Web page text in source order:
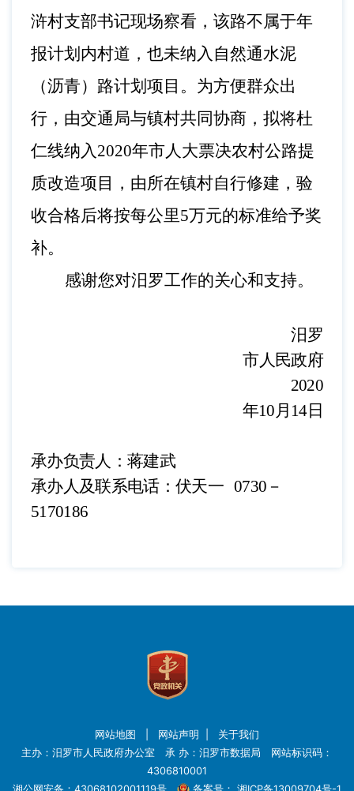
浒村支部书记现场察看，该路不属于年
报计划内村道，也未纳入自然通水泥
（沥青）路计划项目。为方便群众出
行，由交通局与镇村共同协商，拟将杜
仁线纳入2020年市人大票决农村公路提
质改造项目，由所在镇村自行修建，验
收合格后将按每公里5万元的标准给予奖
补。
感谢您对汨罗工作的关心和支持。
汨罗
市人民政府
2020
年10月 14日
承办负责人：蒋建武
承办人及联系电话：伏天一 0730－
5170186
网站地图 网站声明
关于我们
主办：汨罗市人民政府办公室 承 办：汨罗市数据局 网站标识码：
4306810001